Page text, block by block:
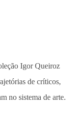
Igor Queiroz
de críticos,
no sistema de arte.